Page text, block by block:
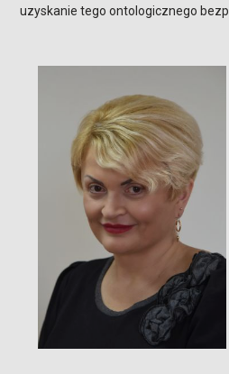
uzyskanie tego ontologicznego